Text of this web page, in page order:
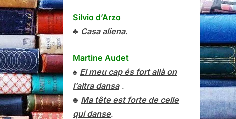
Silvio d’Arzo
♣ Casa aliena.
Martine Audet
♠ El meu cap és fort allà on
l’altra dansa.
♣ Ma tête est forte de celle
qui danse.